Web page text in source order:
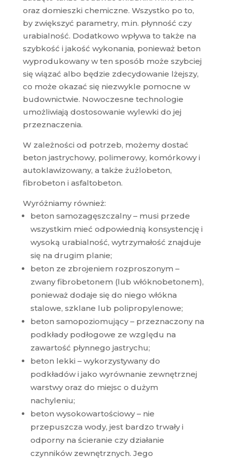
oraz domieszki chemiczne. Wszystko po to,
by zwiększyć parametry, m.in. płynność czy
urabialność. Dodatkowo wpływa to także na
szybkość i jakość wykonania, ponieważ beton
wyprodukowany w ten sposób może szybciej
się wiązać albo będzie zdecydowanie lżejszy,
co może okazać się niezwykle pomocne w
budownictwie. Nowoczesne technologie
umożliwiają dostosowanie wylewki do jej
przeznaczenia.
W zależności od potrzeb, możemy dostać
beton jastrychowy, polimerowy, komórkowy i
autoklawizowany, a także żużlobeton,
fibrobeton i asfaltobeton.
Wyróżniamy również:
beton samozagęszczalny – musi przede
wszystkim mieć odpowiednią konsystencję i
wysoką urabialność, wytrzymałość znajduje
się na drugim planie;
beton ze zbrojeniem rozproszonym –
zwany fibrobetonem (lub włóknobetonem),
ponieważ dodaje się do niego włókna
stalowe, szklane lub polipropylenowe;
beton samopoziomujący – przeznaczony na
podkłady podłogowe ze względu na
zawartość płynnego jastrychu;
beton lekki – wykorzystywany do
podkładów i jako wyrównanie zewnętrznej
warstwy oraz do miejsc o dużym
nachyleniu;
beton wysokowartościowy – nie
przepuszcza wody, jest bardzo trwały i
odporny na ścieranie czy działanie
czynników zewnętrznych. Jego